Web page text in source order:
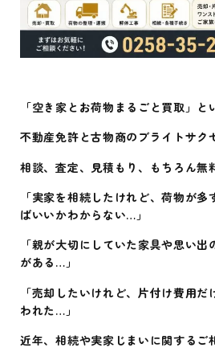
「空き家とお荷物まるごと買取」
不動産免許と古物商のブライトサク
相談、査定、見積もり、もちろん無
「実家を相続したけれど、荷物が
ばいいかわからない…」
「親が大切にしていた家具や思い
がある…」
「売却したいけれど、片付け費用
われた…」
近年、相続や実家じまいに関するご